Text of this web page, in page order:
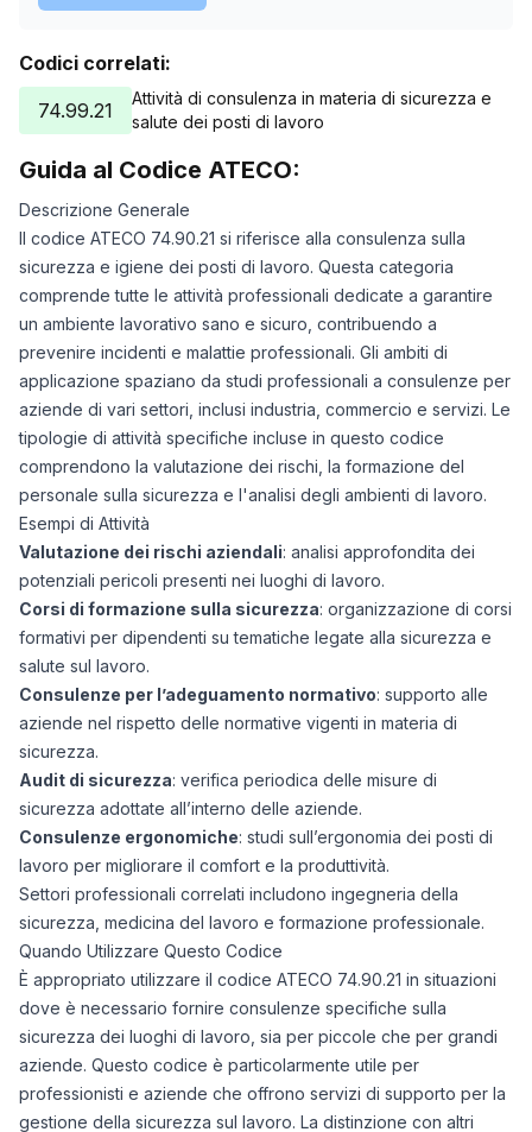
Codici correlati:
74.99.21
Attività di consulenza in materia di sicurezza e
salute dei posti di lavoro
Guida al Codice ATECO:
Descrizione Generale
Il codice ATECO 74.90.21 si riferisce alla consulenza sulla
sicurezza e igiene dei posti di lavoro. Questa categoria
comprende tutte le attività professionali dedicate a garantire
un ambiente lavorativo sano e sicuro, contribuendo a
prevenire incidenti e malattie professionali. Gli ambiti di
applicazione spaziano da studi professionali a consulenze per
aziende di vari settori, inclusi industria, commercio e servizi. Le
tipologie di attività specifiche incluse in questo codice
comprendono la valutazione dei rischi, la formazione del
personale sulla sicurezza e l'analisi degli ambienti di lavoro.
Esempi di Attività
Valutazione dei rischi aziendali: analisi approfondita dei
potenziali pericoli presenti nei luoghi di lavoro.
Corsi di formazione sulla sicurezza: organizzazione di corsi
formativi per dipendenti su tematiche legate alla sicurezza e
salute sul lavoro.
Consulenze per l’adeguamento normativo: supporto alle
aziende nel rispetto delle normative vigenti in materia di
sicurezza.
Audit di sicurezza: verifica periodica delle misure di
sicurezza adottate all’interno delle aziende.
Consulenze ergonomiche: studi sull’ergonomia dei posti di
lavoro per migliorare il comfort e la produttività.
Settori professionali correlati includono ingegneria della
sicurezza, medicina del lavoro e formazione professionale.
Quando Utilizzare Questo Codice
È appropriato utilizzare il codice ATECO 74.90.21 in situazioni
dove è necessario fornire consulenze specifiche sulla
sicurezza dei luoghi di lavoro, sia per piccole che per grandi
aziende. Questo codice è particolarmente utile per
professionisti e aziende che offrono servizi di supporto per la
gestione della sicurezza sul lavoro. La distinzione con altri